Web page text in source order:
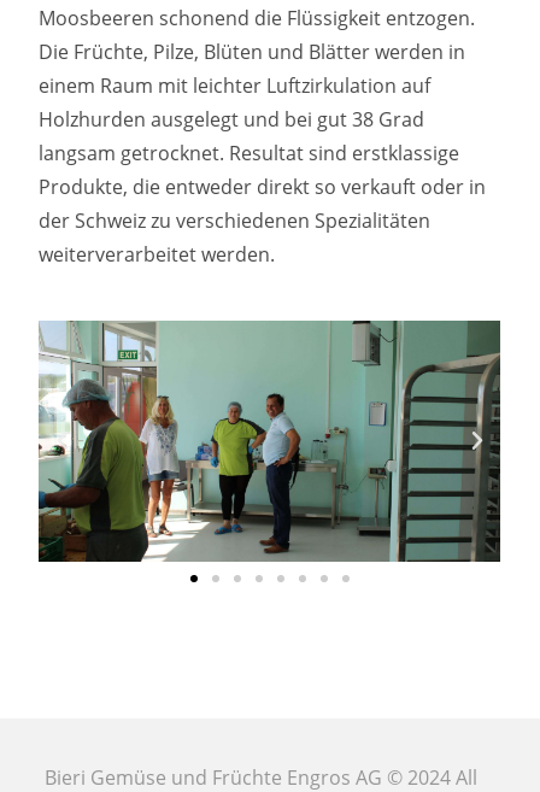
Moosbeeren schonend die Flüssigkeit entzogen.
Die Früchte, Pilze, Blüten und Blätter werden in
einem Raum mit leichter Luftzirkulation auf
Holzhurden ausgelegt und bei gut 38 Grad
langsam getrocknet. Resultat sind erstklassige
Produkte, die entweder direkt so verkauft oder in
der Schweiz zu verschiedenen Spezialitäten
weiterverarbeitet werden.
Bieri Gemüse und Früchte Engros AG © 2024 All